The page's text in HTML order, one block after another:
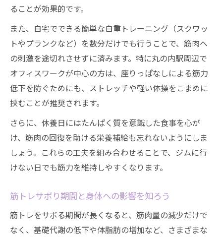
ることが効果的です。
また、自宅でできる簡単な自重トレーニング（スクワッ
トやプランクなど）を数分だけでも行うことで、筋肉へ
の刺激を途切れさせずに済みます。特に丸の内駅周辺で
オフィスワークが中心の方は、座りっぱなしによる筋力
低下を防ぐためにも、ストレッチや軽い体操をこまめに
挟むことが推奨されます。
さらに、休養日にはたんぱく質を意識した食事を心が
け、筋肉の回復を助ける栄養補給も忘れないようにしま
しょう。これらの工夫を組み合わせることで、ジムに行
けない日でも筋力を維持しやすくなります。
筋トレサボり期間と身体への影響を知ろう
筋トレをサボる期間が長くなると、筋肉量の減少だけで
なく、基礎代謝の低下や体脂肪の増加など、さまざまな